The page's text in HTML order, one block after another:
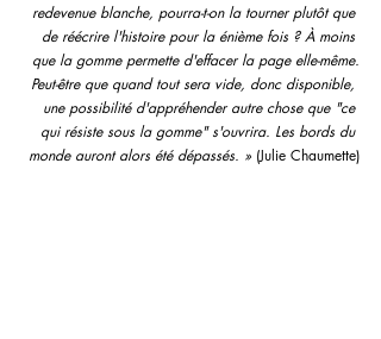
redevenue blanche, pourra-t-on la tourner plutôt que
de réécrire l'histoire pour la énième fois ? À moins
que la gomme permette d'effacer la page elle-même.
une possibilité d'appréhender autre chose que "ce
qui résiste sous la gomme" s'ouvrira. Les bords du
monde auront alors été dépassés. » (Julie Chaumette)